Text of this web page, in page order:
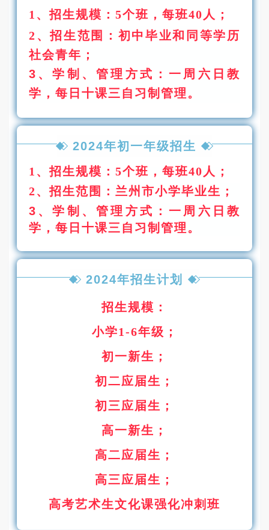
1、招生规模：5个班，每班40人；
2、招生范围： 初中毕业和同等学历
社会青年；
3 、学制、管理方式： 一周六日教
学，每日十课三自习制管理。
2024年初一年级招生
1、招生规模：5个班，每班40人；
2、招生范围：兰州市小学毕业生；
3 、学制、管理方式：一周六日教
学，每日十课三自习制管理。
2024年招生计划
招生规模：
小学1-6年级；
初一新生；
初二应届生；
初三应届生；
高一新生；
高二应届生；
高三应届生；
高考艺术生文化课强化冲刺班